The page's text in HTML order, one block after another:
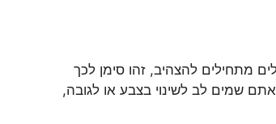
מתחילים להצהיב, זהו סימן לכך
שמים לב לשינוי בצבע או לגובה,